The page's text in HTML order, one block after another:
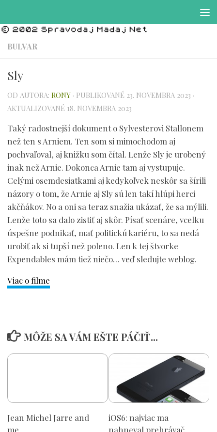
BULVAR
Sly
OD AUTORA: RONY · PUBLIKOVANÉ 23. NOVEMBRA 2023 ·
AKTUALIZOVANÉ 18. NOVEMBRA 2023
Taký radostnejší dokument o Sylvesterovi Stallonem
než ten s Arniem. Ten som si mimochodom aj
pochvaľoval, aj knižku som čítal. Lenže Sly je urobený
inak než Arnie. Dokonca Arnie tam aj vystupuje.
Celými osemdesiatkami aj kedykoľvek neskôr sa šírili
názory o tom, že Arnie aj Sly sú len takí hlúpi herci
akčňákov. No a oni sa teraz snažia ukázať, že sa mýlili.
Lenže toto sa dalo zistiť aj skôr. Písať scenáre, vcelku
úspešne podnikať, mať politickú kariéru, to sa nedá
urobiť ak si tupší než poleno. Len k tej štvorke
Expendables mám tiež niečo… veď sledujte weblog.
Viac o filme
MÔŽE SA VÁM EŠTE PÁČIŤ...
Jean Michel Jarre and
me
iOS6: najviac ma
nahneval prehrávač